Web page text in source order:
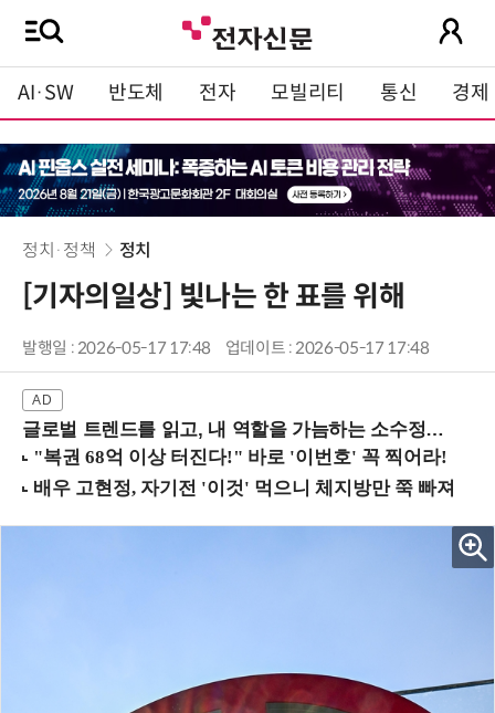
AI·SW 반도체 전자 모빌리티 통신 경제
정치·정책 정치
[기자의일상] 빛나는 한 표를 위해
발행일 : 2026-05-17 17:48 업데이트 : 2026-05-17 17:48
글로벌 트렌드를 읽고, 내 역할을 가늠하는 소수정예 실습 워크숍 (8/28 신논현역)